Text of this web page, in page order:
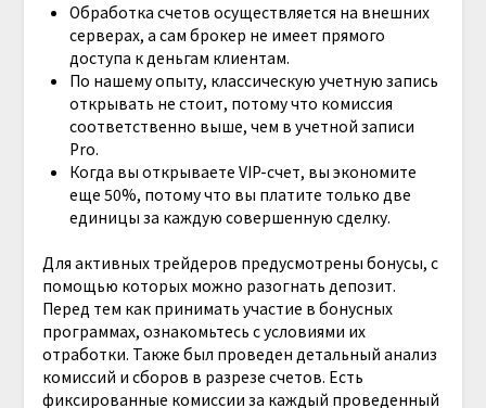
Обработка счетов осуществляется на внешних
серверах, а сам брокер не имеет прямого
доступа к деньгам клиентам.
По нашему опыту, классическую учетную запись
открывать не стоит, потому что комиссия
соответственно выше, чем в учетной записи
Pro.
Когда вы открываете VIP-счет, вы экономите
еще 50%, потому что вы платите только две
единицы за каждую совершенную сделку.
Для активных трейдеров предусмотрены бонусы, с
помощью которых можно разогнать депозит.
Перед тем как принимать участие в бонусных
программах, ознакомьтесь с условиями их
отработки. Также был проведен детальный анализ
комиссий и сборов в разрезе счетов. Есть
фиксированные комиссии за каждый проведенный